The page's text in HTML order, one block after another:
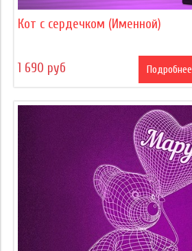
Кот с сердечком (Именной)
1 690 руб Подробнее